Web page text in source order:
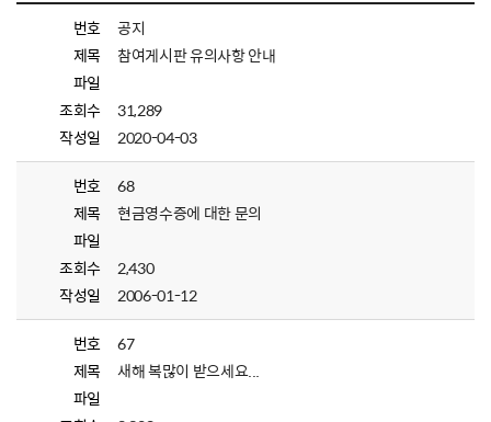
번호
공지
제목
참여게시판 유의사항 안내
파일
조회수
31,289
작성일
2020-04-03
번호
68
제목
현금영수증에 대한 문의
파일
조회수
2,430
작성일
2006-01-12
번호
67
제목
새해 복많이 받으세요...
파일